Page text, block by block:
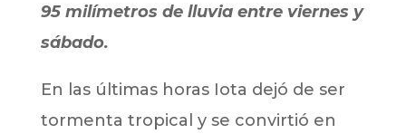
95 milímetros de lluvia entre viernes y
sábado.
En las últimas horas Iota dejó de ser
tormenta tropical y se convirtió en